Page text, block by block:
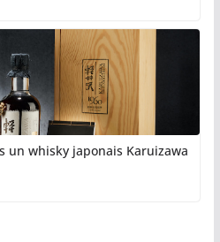
un whisky japonais Karuizawa